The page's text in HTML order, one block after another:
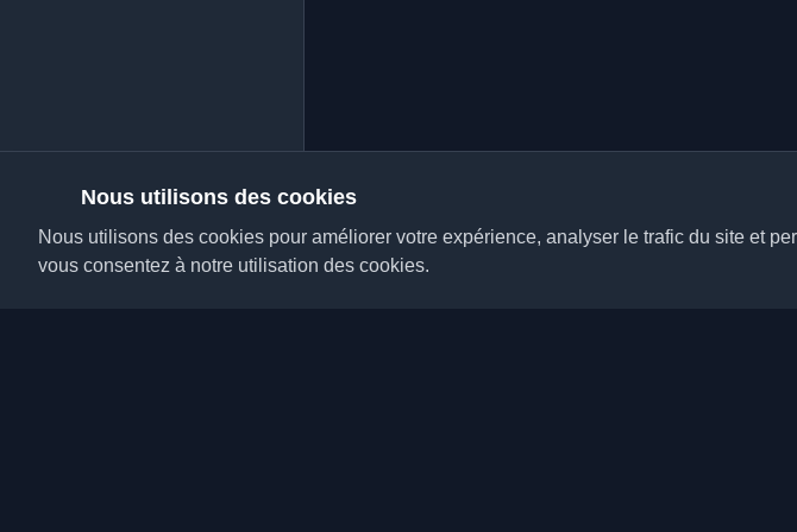
Nous utilisons des cookies
Nous utilisons des cookies pour améliorer votre expérience, analyser le trafic du site et
vous consentez à notre utilisation des cookies.